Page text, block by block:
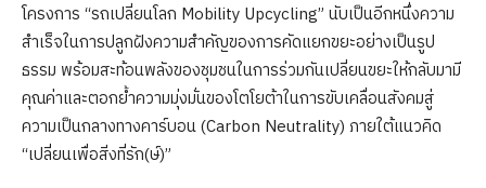
โครงการ “รถเปลี่ยนโลก Mobility Upcycling” นับเป็นอีกหนึ่งความ
สำเร็จในการปลูกฝังความสำคัญของการคัดแยกขยะอย่างเป็นรูป
ธรรม พร้อมสะท้อนพลังของชุมชนในการร่วมกันเปลี่ยนขยะให้กลับมามี
คุณค่าและตอกย้ำความมุ่งมั่นของโตโยต้าในการขับเคลื่อนสังคมสู่
ความเป็นกลางทางคาร์บอน (Carbon Neutrality) ภายใต้แนวคิด
“เปลี่ยนเพื่อสิ่งที่รัก(ษ์)”